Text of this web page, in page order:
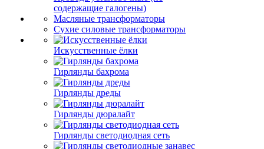
содержащие галогены)
Масляные трансформаторы
Сухие силовые трансформаторы
Искусственные ёлки
Гирлянды бахрома
Гирлянды дреды
Гирлянды дюралайт
Гирлянды светодиодная сеть